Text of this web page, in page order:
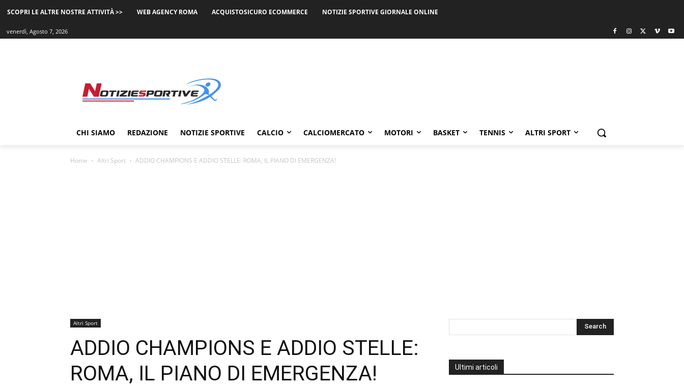
SCOPRI LE ALTRE NOSTRE ATTIVITÀ >> WEB AGENCY ROMA ACQUISTOSICURO ECOMMERCE NOTIZIE SPORTIVE GIORNALE ONLINE
venerdì, Agosto 7, 2026
CHI SIAMO REDAZIONE NOTIZIE SPORTIVE CALCIO CALCIOMERCATO MOTORI BASKET TENNIS ALTRI SPORT
Home Altri Sport ADDIO CHAMPIONS E ADDIO STELLE: ROMA, IL PIANO DI EMERGENZA!
Altri Sport
ADDIO CHAMPIONS E ADDIO STELLE:
ROMA, IL PIANO DI EMERGENZA!
Ultimi articoli